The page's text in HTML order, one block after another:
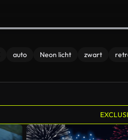
auto Neon licht zwart